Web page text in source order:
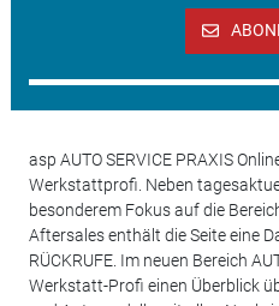
asp AUTO SERVICE PRAXIS
Werkstattprofi. Neben
besonderem Fokus auf die
Aftersales enthält die Seite eine
RÜCKRUFE. Im neuen Bereich
Werkstatt-Profi einen Überblick